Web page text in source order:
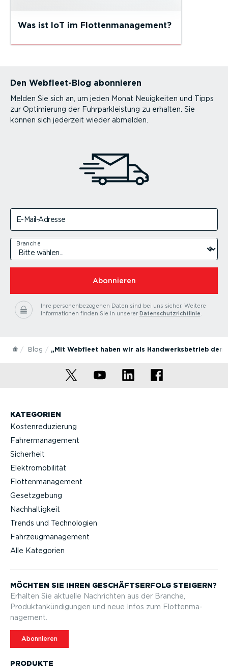
Was ist IoT im Flottenmanagement?
Den Webfleet-Blog abonnieren
Melden Sie sich an, um jeden Monat Neuigkeiten und Tipps
zur Optimierung der Fuhrparkleistung zu erhalten. Sie
können sich jederzeit wieder abmelden.
E-Mail-Adresse
Branche
Abonnieren
Ihre personenbezogenen Daten sind bei uns sicher. Weitere
Informationen finden Sie in unserer Datenschutzrichtlinie.
Blog „Mit Webfleet haben wir als Handwerksbetrieb
KATEGORIEN
Kostenreduzierung
Fahrermanagement
Sicherheit
Elektromobilität
Flottenmanagement
Gesetzgebung
Nachhaltigkeit
Trends und Technologien
Fahrzeugmanagement
Alle Kategorien
PRODUKTE
MÖCHTEN SIE IHREN GESCHÄFTS­ERFOLG STEIGERN?
Erhalten Sie aktuelle Nachrichten aus der Branche,
Produktan­kün­di­gungen und neue Infos zum Flotten­ma­
nagement.
Abonnieren